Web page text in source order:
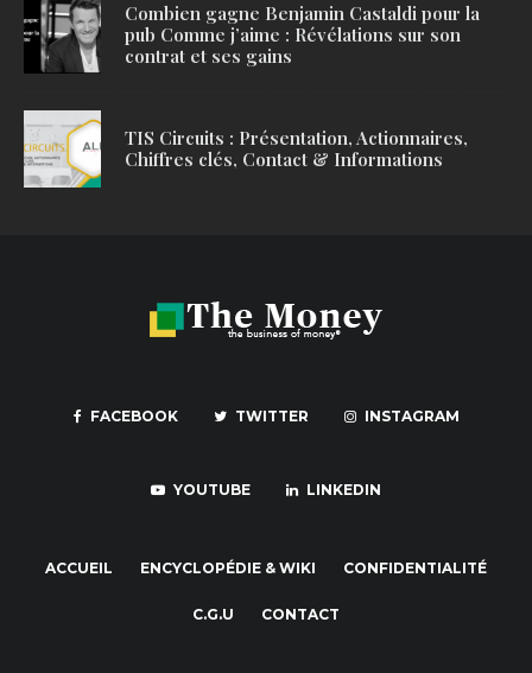
Combien gagne Benjamin Castaldi pour la
pub Comme j’aime : Révélations sur son
contrat et ses gains
TIS Circuits : Présentation, Actionnaires,
Chiffres clés, Contact & Informations
FACEBOOK TWITTER INSTAGRAM
YOUTUBE LINKEDIN
ACCUEIL ENCYCLOPÉDIE & WIKI CONFIDENTIALITÉ
C.G.U CONTACT